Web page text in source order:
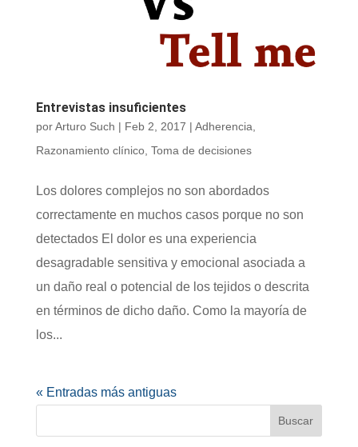
Entrevistas insuficientes
porArturo Such | Feb 2, 2017 | Adherencia
Razonamiento clínico, Toma de decisiones
Los dolores complejos no son abordados
correctamente en muchos casos porque no son
detectados El dolor es una experiencia
desagradable sensitiva y emocional asociada a
un daño real o potencial de los tejidos o descrita
en términos de dicho daño. Como la mayoría de
los...
« Entradas más antiguas